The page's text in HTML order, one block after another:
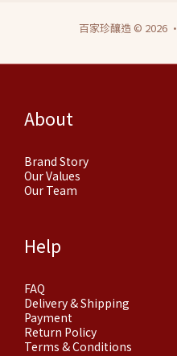
百家珍釀造 © 2026 ·
About
Brand Story
Our Values
Our Team
Help
FAQ
Delivery & Shipping
Payment
Return Policy
Terms & Conditions